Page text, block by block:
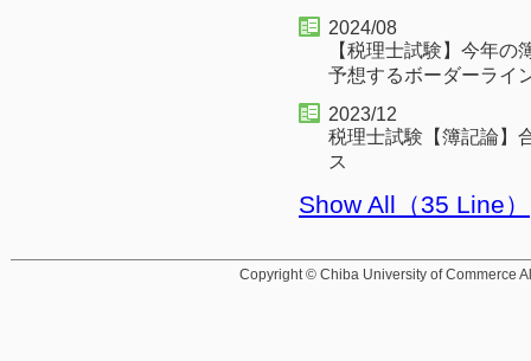
2024/08
【税理士試験】今年
予想するボーダーライ
2023/12
税理士試験【簿記論】
ス
Show All（35 Line）